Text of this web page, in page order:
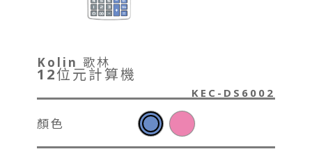
Kolin 歌林
12位元計算機
KEC-DS6002
顏色